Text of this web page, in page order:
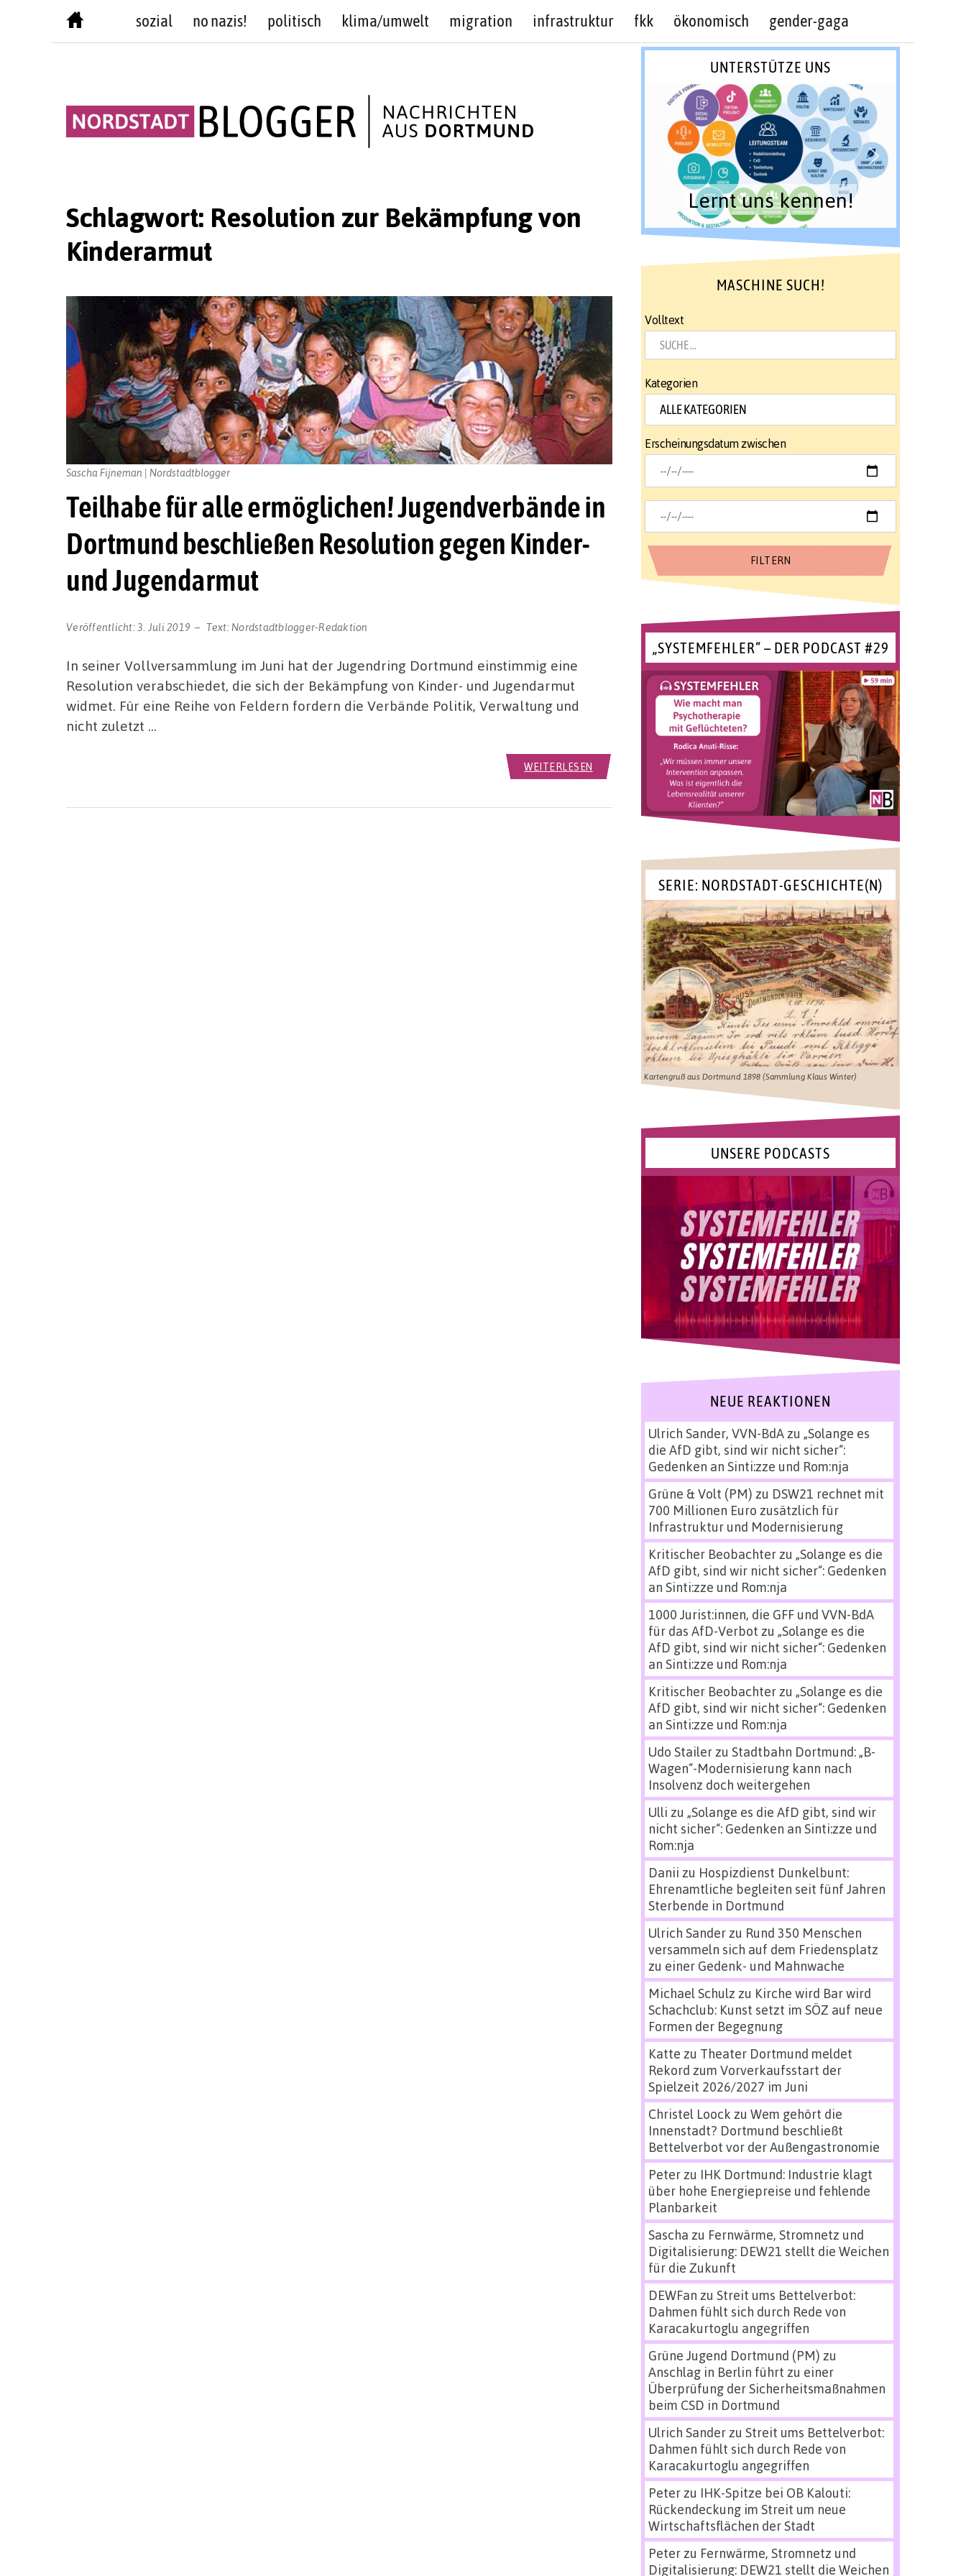
sozial no nazis! politisch klima/umwelt migration infrastruktur fkk ökonomisch gender-gaga
Schlagwort: Resolution zur Bekämpfung von
Kinderarmut
Teilhabe für alle ermöglichen! Jugendverbände in
Dortmund beschließen Resolution gegen Kinder-
und Jugendarmut
Veröffentlicht:3. Juli 2019 Text: Nordstadtblogger-Redaktion
Sascha Fijneman | Nordstadtblogger
In seiner Vollversammlung im Juni hat der Jugendring Dortmund einstimmig eine
Resolution verabschiedet, die sich der Bekämpfung von Kinder- und Jugendarmut
widmet. Für eine Reihe von Feldern fordern die Verbände Politik, Verwaltung und
nicht zuletzt …
WEITERLESEN
UNTERSTÜTZE UNS
Lernt uns kennen!
MASCHINE SUCH!
Volltext
Kategorien
Erscheinungsdatum zwischen
„SYSTEMFEHLER“ – DER PODCAST #29
SERIE: NORDSTADT-GESCHICHTE(N)
Kartengruß aus Dortmund 1898 (Sammlung Klaus Winter)
UNSERE PODCASTS
NEUE REAKTIONEN
Ulrich Sander, VVN-BdAzu „Solange es
die AfD gibt, sind wir nicht sicher“:
Gedenken an Sinti:zze und Rom:nja
Grüne & Volt (PM) zu DSW21 rechnet mit
700 Millionen Euro zusätzlich für
Infrastruktur und Modernisierung
Kritischer Beobachterzu „Solange es die
AfD gibt, sind wir nicht sicher“: Gedenken
an Sinti:zze und Rom:nja
1000 Jurist:innen, die GFF und VVN-BdA
für das AfD-Verbot zu „Solange es die
AfD gibt, sind wir nicht sicher“: Gedenken
an Sinti:zze und Rom:nja
Kritischer Beobachterzu „Solange es die
AfD gibt, sind wir nicht sicher“: Gedenken
an Sinti:zze und Rom:nja
Udo Stailerzu Stadtbahn Dortmund: „B-
Wagen“-Modernisierung kann nach
Insolvenz doch weitergehen
Ulli zu „Solange es die AfD gibt, sind wir
nicht sicher“: Gedenken an Sinti:zze und
Rom:nja
Danii zu Hospizdienst Dunkelbunt:
Ehrenamtliche begleiten seit fünf Jahren
Sterbende in Dortmund
Ulrich Sanderzu Rund 350 Menschen
versammeln sich auf dem Friedensplatz
zu einer Gedenk- und Mahnwache
Michael Schulz zu Kirche wird Bar wird
Schachclub: Kunst setzt im SÖZ auf neue
Formen der Begegnung
Katte zu Theater Dortmund meldet
Rekord zum Vorverkaufsstart der
Spielzeit 2026/2027 im Juni
Christel Loock zu Wem gehört die
Innenstadt? Dortmund beschließt
Bettelverbot vor der Außengastronomie
Peterzu IHK Dortmund: Industrie klagt
über hohe Energiepreise und fehlende
Planbarkeit
Sascha zu Fernwärme, Stromnetz und
Digitalisierung: DEW21 stellt die Weichen
für die Zukunft
DEWFan zu Streit ums Bettelverbot:
Dahmen fühlt sich durch Rede von
Karacakurtoglu angegriffen
Grüne Jugend Dortmund (PM) zu
Anschlag in Berlin führt zu einer
Überprüfung der Sicherheitsmaßnahmen
beim CSD in Dortmund
Ulrich Sanderzu Streit ums Bettelverbot:
Dahmen fühlt sich durch Rede von
Karacakurtoglu angegriffen
Peterzu IHK-Spitze bei OB Kalouti:
Rückendeckung im Streit um neue
Wirtschaftsflächen der Stadt
Peterzu Fernwärme, Stromnetz und
Digitalisierung: DEW21 stellt die Weichen